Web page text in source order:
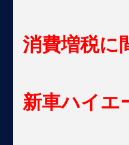
消費増税に
新車ハイエ